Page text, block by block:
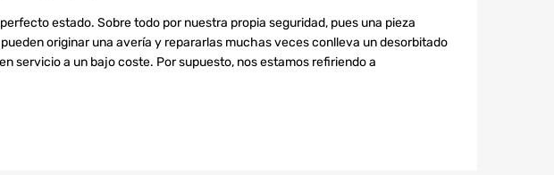
estado. Sobre todo por nuestra propia seguridad, pues una pieza
originar una avería y repararlas muchas veces conlleva un desorbitado
servicio a un bajo coste. Por supuesto, nos estamos refiriendo a